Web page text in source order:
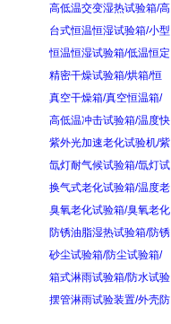
高低温交变湿热试验箱/高
台式恒温恒湿试验箱/小型
恒温恒湿试验箱/低温恒定
精密干燥试验箱/烘箱/恒
真空干燥箱/真空恒温箱/
高低温冲击试验箱/温度快
紫外光加速老化试验机/紫
氙灯耐气候试验箱/氙灯试
换气式老化试验箱/温度老
臭氧老化试验箱/臭氧老化
防锈油脂湿热试验箱/防锈
砂尘试验箱/防尘试验箱/
箱式淋雨试验箱/防水试验
摆管淋雨试验装置/外壳防